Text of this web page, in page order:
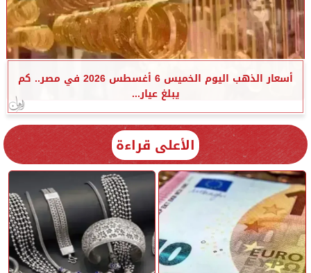
أسعار الذهب اليوم الخميس 6 أغسطس 2026 في مصر.. كم
يبلغ عيار...
الأعلى قراءة